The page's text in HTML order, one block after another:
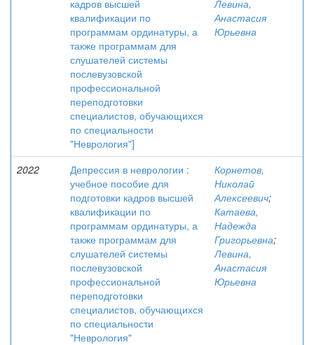
кадров высшей
квалификации по
программам ординатуры, а
также программам для
слушателей системы
послевузовской
профессиональной
переподготовки
специалистов, обучающихся
по специальности
"Неврология"]
Левина,
Анастасия
Юрьевна
2022
Депрессия в неврологии :
учебное пособие для
подготовки кадров высшей
квалификации по
программам ординатуры, а
также программам для
слушателей системы
послевузовской
профессиональной
переподготовки
специалистов, обучающихся
по специальности
"Неврология"
Корнетов,
Николай
Алексеевич;
Катаева,
Надежда
Григорьевна;
Левина,
Анастасия
Юрьевна